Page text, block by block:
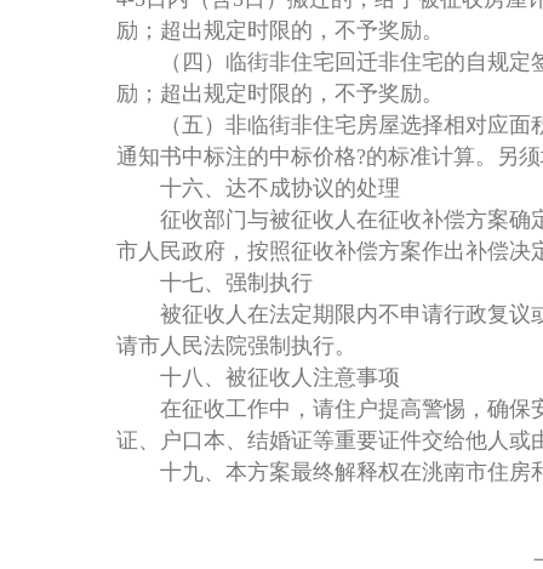
励；超出规定时限的，不予奖励。
（四）临街非住宅回迁非住宅的自规定
励；超出规定时限的，不予奖励。
（五）非临街非住宅房屋选择相对应面
通知书中标注的中标价格?的标准计算。另
十六、达不成协议的处理
征收部门与被征收人在征收补偿方案确
市人民政府，按照征收补偿方案作出补偿
十七、强制执行
被征收人在法定期限内不申请行政复议
请市人民法院强制执行。
十八、被征收人注意事项
在征收工作中，请住户提高警惕，确保
证、户口本、结婚证等重要证件交给他人
十九、本方案最终解释权在洮南市住房